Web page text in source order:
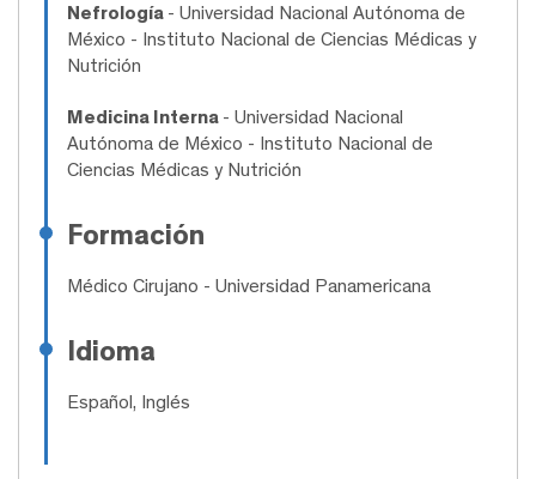
Nefrología - Universidad Nacional Autónoma de
México - Instituto Nacional de Ciencias Médicas y
Nutrición
Medicina Interna - Universidad Nacional
Autónoma de México - Instituto Nacional de
Ciencias Médicas y Nutrición
Formación
Médico Cirujano - Universidad Panamericana
Idioma
Español, Inglés